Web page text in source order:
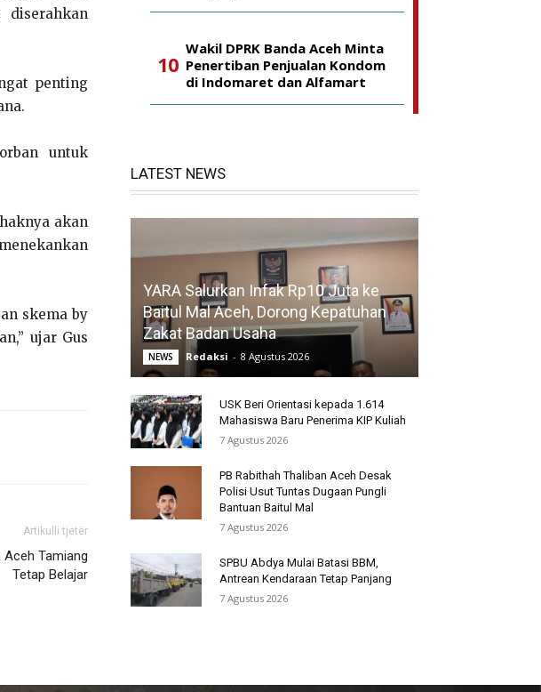
diserahkan
penting
untuk
akan
skema by
ujar Gus
Artikulli tjetër
Aceh Tamiang
Tetap Belajar
Wakil DPRK Banda Aceh Minta
Penertiban Penjualan Kondom
di Indomaret dan Alfamart
LATEST NEWS
YARA Salurkan Infak Rp10 Juta ke
Baitul Mal Aceh, Dorong Kepatuhan
Zakat Badan Usaha
NEWS Redaksi - 8 Agustus 2026
USK Beri Orientasi kepada 1.614
Mahasiswa Baru Penerima KIP Kuliah
7 Agustus 2026
PB Rabithah Thaliban Aceh Desak
Polisi Usut Tuntas Dugaan Pungli
Bantuan Baitul Mal
7 Agustus 2026
SPBU Abdya Mulai Batasi BBM,
Antrean Kendaraan Tetap Panjang
7 Agustus 2026